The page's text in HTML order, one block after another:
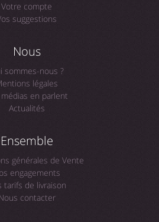
Votre compte
suggestions
Nous
sommes-nous ?
légales
en parlent
Actualités
Ensemble
générales de Vente
engagements
tarifs de livraison
contacter